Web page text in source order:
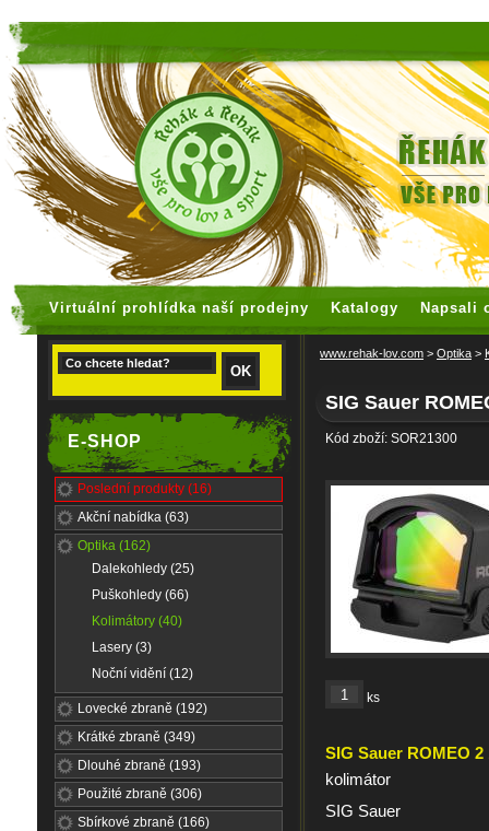
Virtuální prohlídka naší prodejny Katalogy Napsali
E-SHOP
Poslední produkty (16)
Akční nabídka (63)
Optika (162)
Dalekohledy (25)
Puškohledy (66)
Kolimátory (40)
Lasery (3)
Noční vidění (12)
Lovecké zbraně (192)
Krátké zbraně (349)
Dlouhé zbraně (193)
Použité zbraně (306)
Sbírkové zbraně (166)
www.rehak-lov.com > Optika >
SIG Sauer
Kód zboží: SOR21300
ks
SIG Sauer ROMEO 2
kolimátor
SIG Sauer